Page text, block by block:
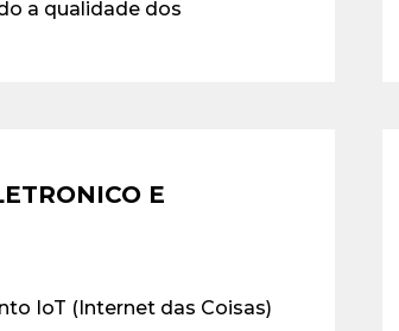
a qualidade dos
E
IoT (Internet das Coisas)